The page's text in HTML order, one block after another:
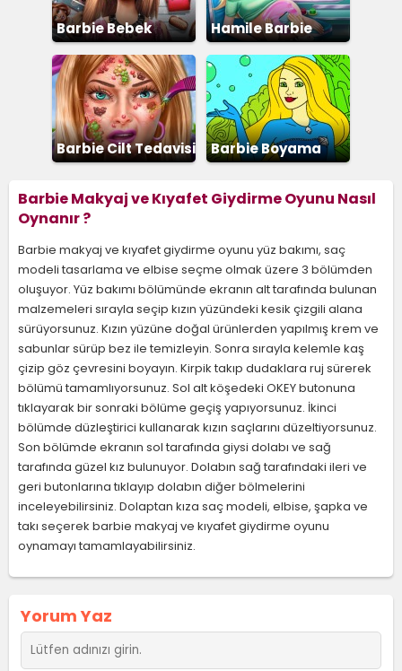
Barbie Bebek
Giydirme
Hamile Barbie
Barbie Cilt Tedavisi Barbie Boyama
Barbie Makyaj ve Kıyafet Giydirme Oyunu Nasıl
Oynanır ?
Barbie makyaj ve kıyafet giydirme oyunu yüz bakımı, saç
modeli tasarlama ve elbise seçme olmak üzere 3 bölümden
oluşuyor. Yüz bakımı bölümünde ekranın alt tarafında bulunan
malzemeleri sırayla seçip kızın yüzündeki kesik çizgili alana
sürüyorsunuz. Kızın yüzüne doğal ürünlerden yapılmış krem ve
sabunlar sürüp bez ile temizleyin. Sonra sırayla kelemle kaş
çizip göz çevresini boyayın. Kirpik takıp dudaklara ruj sürerek
bölümü tamamlıyorsunuz. Sol alt köşedeki OKEY butonuna
tıklayarak bir sonraki bölüme geçiş yapıyorsunuz. İkinci
bölümde düzleştirici kullanarak kızın saçlarını düzeltiyorsunuz.
Son bölümde ekranın sol tarafında giysi dolabı ve sağ
tarafında güzel kız bulunuyor. Dolabın sağ tarafındaki ileri ve
geri butonlarına tıklayıp dolabın diğer bölmelerini
inceleyebilirsiniz. Dolaptan kıza saç modeli, elbise, şapka ve
takı seçerek barbie makyaj ve kıyafet giydirme oyunu
oynamayı tamamlayabilirsiniz.
Yorum Yaz